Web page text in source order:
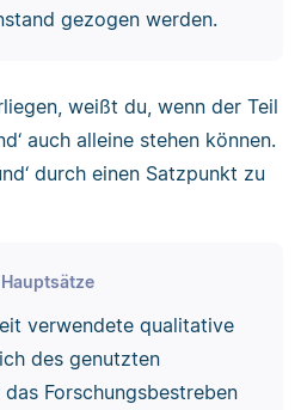
gezogen werden.
weißt du, wenn der Teil
auch alleine stehen können.
durch einen Satzpunkt zu
verwendete qualitative
des genutzten
Forschungsbestreben